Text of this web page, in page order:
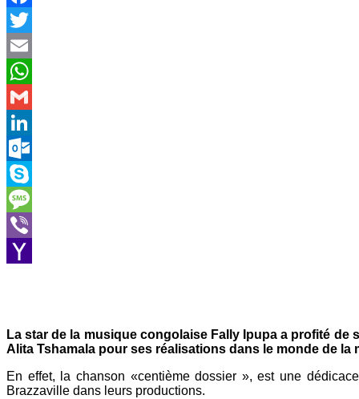
Facebook
Twitter
Email
WhatsApp
Gmail
LinkedIn
Outlook.com
Skype
Message
Viber
La star de la musique congolaise Fally Ipupa a profité
Alita Tshamala pour ses réalisations dans le monde de la
En effet, la chanson «centième dossier », est une
Brazzaville dans leurs productions.